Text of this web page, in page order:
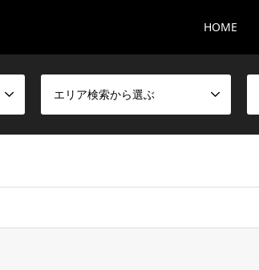
HOME
エリア検索から選ぶ